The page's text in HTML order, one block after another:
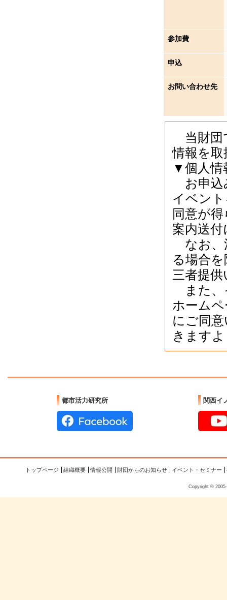
参加費
申込
お問い合わせ先
当財団
情報を
▼個人情
お申込
イベン
同意が
案内送
なお、
る場合
三者提
また、
ホーム
にご同
きます
都市活力研究所 関西イ
トップページ 組織概要 情報公開 財団からのお知らせ イベント・セミナー
Copyright ©